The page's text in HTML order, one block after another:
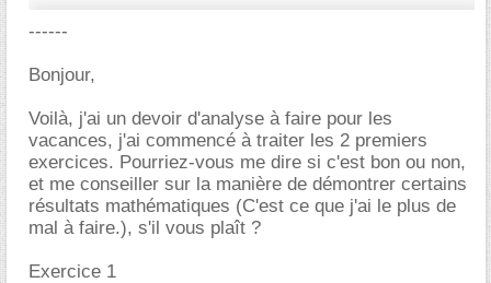
------
Bonjour,
Voilà, j'ai un devoir d'analyse à faire pour les
vacances, j'ai commencé à traiter les 2 premiers
exercices. Pourriez-vous me dire si c'est bon ou non,
et me conseiller sur la manière de démontrer certains
résultats mathématiques (C'est ce que j'ai le plus de
mal à faire.), s'il vous plaît ?
Exercice 1